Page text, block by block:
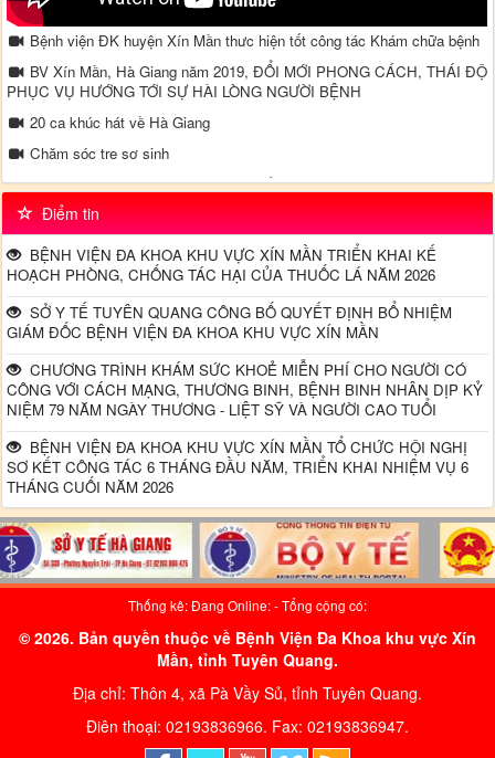
Bệnh viện ĐK huyện Xín Mần thưc hiện tốt công tác Khám chữa bệnh
BV Xín Mần, Hà Giang năm 2019, ĐỔI MỚI PHONG CÁCH, THÁI ĐỘ
PHỤC VỤ HƯỚNG TỚI SỰ HÀI LÒNG NGƯỜI BỆNH
20 ca khúc hát về Hà Giang
Chăm sóc tre sơ sinh
Video truyền thông về bệnh tăng huyết áp - Tại khoa Nội TH - Bệnh
viện đa khoa Xín Mần
Đường dây nong - Bộ Y tế
Điểm tin
BỆNH VIỆN ĐA KHOA KHU VỰC XÍN MẦN TRIỂN KHAI KẾ
HOẠCH PHÒNG, CHỐNG TÁC HẠI CỦA THUỐC LÁ NĂM 2026
SỞ Y TẾ TUYÊN QUANG CÔNG BỐ QUYẾT ĐỊNH BỔ NHIỆM
GIÁM ĐỐC BỆNH VIỆN ĐA KHOA KHU VỰC XÍN MẦN
CHƯƠNG TRÌNH KHÁM SỨC KHOẺ MIỄN PHÍ CHO NGƯỜI CÓ
CÔNG VỚI CÁCH MẠNG, THƯƠNG BINH, BỆNH BINH NHÂN DỊP KỶ
NIỆM 79 NĂM NGÀY THƯƠNG - LIỆT SỸ VÀ NGƯỜI CAO TUỔI
BỆNH VIỆN ĐA KHOA KHU VỰC XÍN MẦN TỔ CHỨC HỘI NGHỊ
SƠ KẾT CÔNG TÁC 6 THÁNG ĐẦU NĂM, TRIỂN KHAI NHIỆM VỤ 6
THÁNG CUỐI NĂM 2026
Thống kê: Đang Online:- Tổng cộng có:
© 2026. Bản quyền thuộc về Bệnh Viện Đa Khoa khu vực Xín
Mần, tỉnh Tuyên Quang.
Địa chỉ: Thôn 4, xã Pà Vầy Sủ, tỉnh Tuyên Quang.
Điên thoại: 02193836966. Fax: 02193836947.